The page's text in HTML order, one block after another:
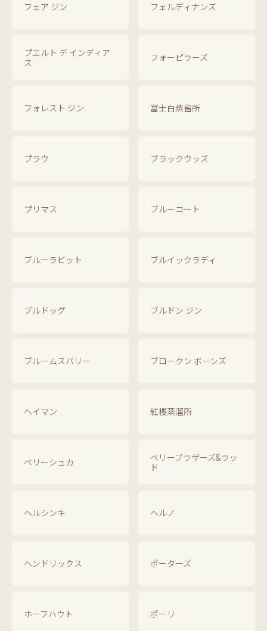
フェア ジン フェルディナンズ
プエルト デ インディア
ス
フォーピラーズ
フォレスト ジン 富士白蒸留所
プラウ ブラックウッズ
プリマス ブルーコート
ブルーラビット ブルイックラディ
ブルドッグ ブルドン ジン
ブルームスバリー ブロークン ボーンズ
ヘイマン 紅櫻蒸溜所
ベリーシュカ
ベリーブラザーズ&ラッ
ド
ヘルシンキ ヘルノ
ヘンドリックス ポーターズ
ホーフハウト ポーリ